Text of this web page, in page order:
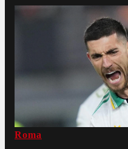
Roma